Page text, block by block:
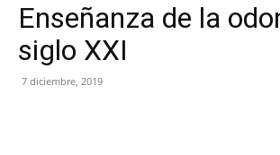
Enseñanza de la
siglo XXI
7 diciembre, 2019